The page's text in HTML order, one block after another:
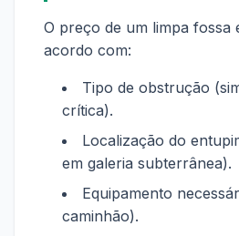
O preço de um limpa fossa
acordo com:
Tipo de obstrução
crítica).
Localização do
em galeria subterrânea).
Equipamento
caminhão).